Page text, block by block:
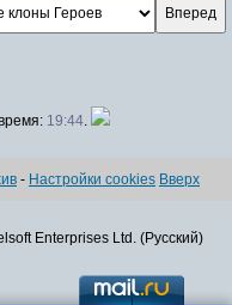
19:44.
- Настройки cookies Вверх
Enterprises Ltd. (Русский)